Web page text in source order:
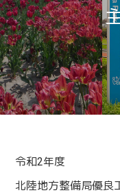
令和2年度
北陸地方整備局優良